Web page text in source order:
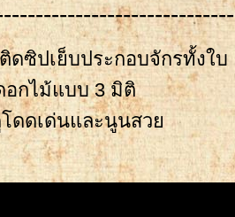
ดซิปเย็บประกอบจักรทั้งใบ
กไม้แบบ 3 มิติ
ดดเด่นและนูนสว